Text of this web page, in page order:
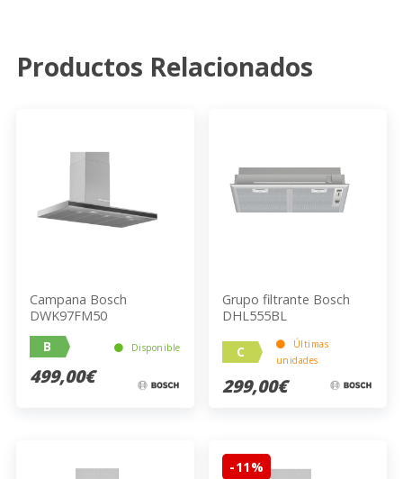
Productos Relacionados
Campana Bosch
DWK97FM50
B
Disponible
499,00€
Grupo filtrante Bosch
DHL555BL
C
Últimas
unidades
299,00€
-11%